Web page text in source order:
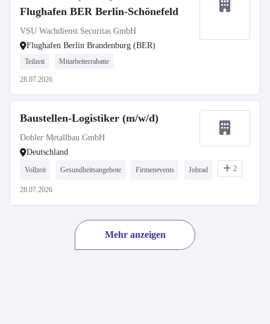
Flughafen BER Berlin-Schönefeld
VSU Wachdienst Securitas GmbH
Flughafen Berlin Brandenburg (BER)
Teilzeit Mitarbeiterrabatte
28.07.2026
Baustellen-Logistiker (m/w/d)
Dobler Metallbau GmbH
Deutschland
Vollzeit Gesundheitsangebote Firmenevents Jobrad 2
28.07.2026
Mehr anzeigen